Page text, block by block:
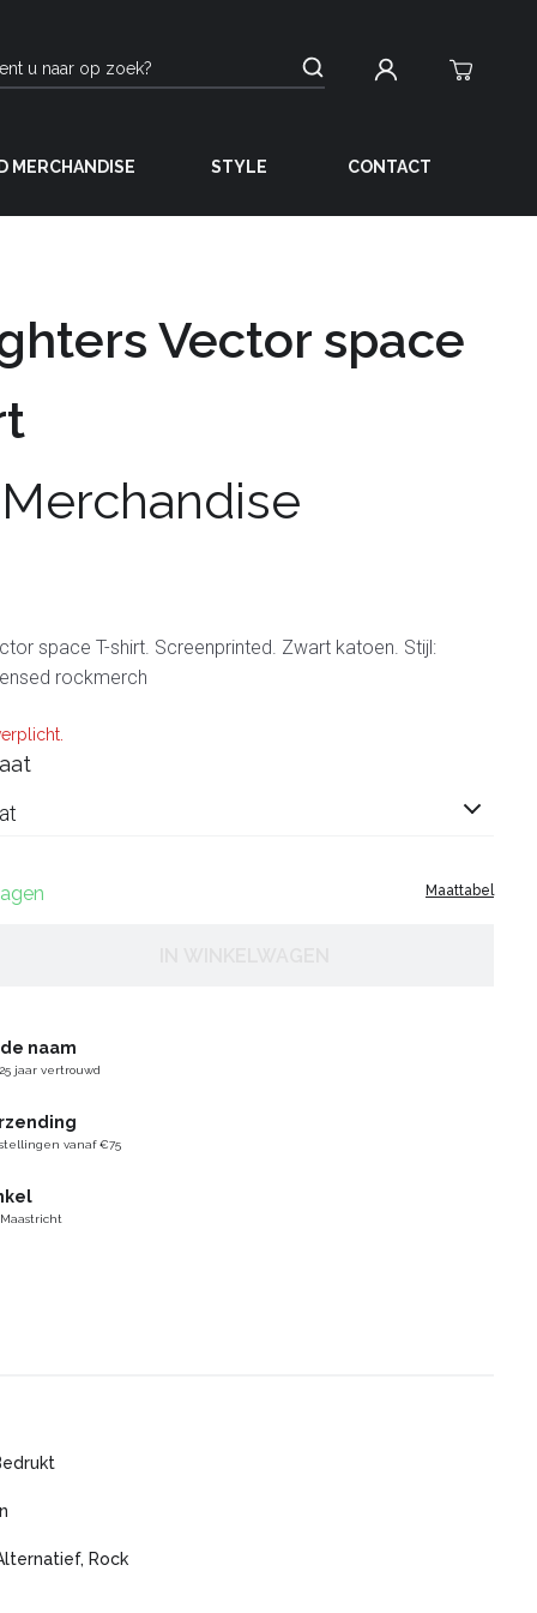
MERCHANDISE STYLE CONTACT
Vector space
space T-shirt. Screenprinted. Zwart katoen. Stijl:
rockmerch
Maattabel
naam
jaar vertrouwd
vanaf €75
Rock